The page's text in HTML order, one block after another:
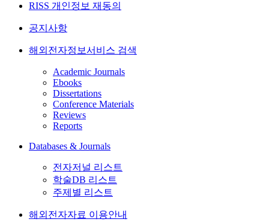
RISS 개인정보 재동의
공지사항
해외전자정보서비스 검색
Academic Journals
Ebooks
Dissertations
Conference Materials
Reviews
Reports
Databases & Journals
전자저널 리스트
학술DB 리스트
주제별 리스트
해외전자자료 이용안내